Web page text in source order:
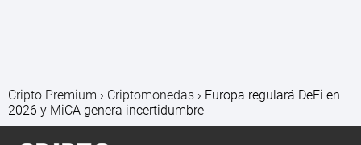
Cripto Premium Criptomonedas
Europa regulará DeFi en
2026 y MiCA genera incertidumbre